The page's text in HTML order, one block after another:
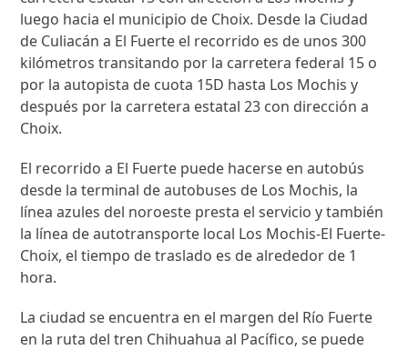
luego hacia el municipio de Choix. Desde la Ciudad
de Culiacán a El Fuerte el recorrido es de unos 300
kilómetros transitando por la carretera federal 15 o
por la autopista de cuota 15D hasta Los Mochis y
después por la carretera estatal 23 con dirección a
Choix.
El recorrido a El Fuerte puede hacerse en autobús
desde la terminal de autobuses de Los Mochis, la
línea azules del noroeste presta el servicio y también
la línea de autotransporte local Los Mochis-El Fuerte-
Choix, el tiempo de traslado es de alrededor de 1
hora.
La ciudad se encuentra en el margen del Río Fuerte
en la ruta del tren Chihuahua al Pacífico, se puede